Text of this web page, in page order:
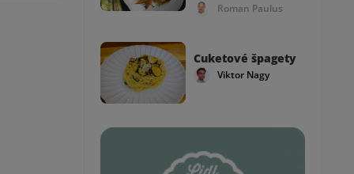
Roman Paulus
Cuketové špagety
Viktor Nagy